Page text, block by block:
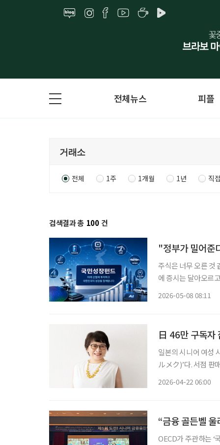
전체뉴스 피플
전체 1주 1개월 1년 직
검색결과 총 100 건
"정부가 밀어준
주식은 너무 오른 것
에 증시는 달아오르고
2026-05-08 08:11
日 46만 구독자
일본의 시니어 여성
ルメク)’다. 서점 판
2026-04-22 06:00
“금융 골든벨 울
OECD가 주관하는